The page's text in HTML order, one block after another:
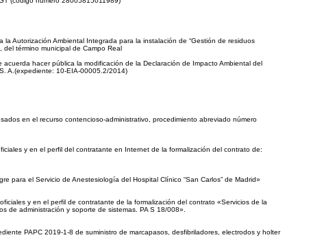
Autorización Ambiental Integrada para la instalación de “Gestión de residuos
del término municipal de Campo Real
hacer pública la modificación de la Declaración de Impacto Ambiental del
A.(expediente: 10-EIA-00005.2/2014)
en el recurso contencioso-administrativo, procedimiento abreviado número
y en el perfil del contratante en Internet de la formalización del contrato de:
para el Servicio de Anestesiología del Hospital Clínico “San Carlos” de Madrid»
y en el perfil de contratante de la formalización del contrato «Servicios de la
de administración y soporte de sistemas. PA S 18/008».
PAPC 2019-1-8 de suministro de marcapasos, desfibriladores, electrodos y holter